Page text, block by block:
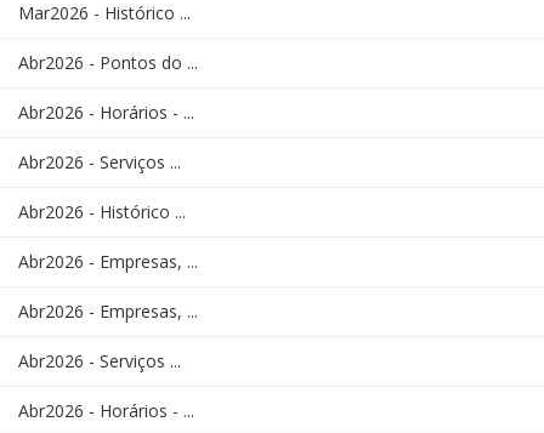
Mar2026 - Histórico ...
Abr2026 - Pontos do ...
Abr2026 - Horários - ...
Abr2026 - Serviços ...
Abr2026 - Histórico ...
Abr2026 - Empresas, ...
Abr2026 - Empresas, ...
Abr2026 - Serviços ...
Abr2026 - Horários - ...